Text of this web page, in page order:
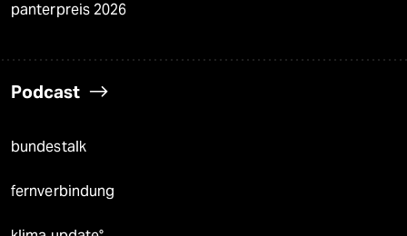
panterpreis 2026
Podcast
bundestalk
fernverbindung